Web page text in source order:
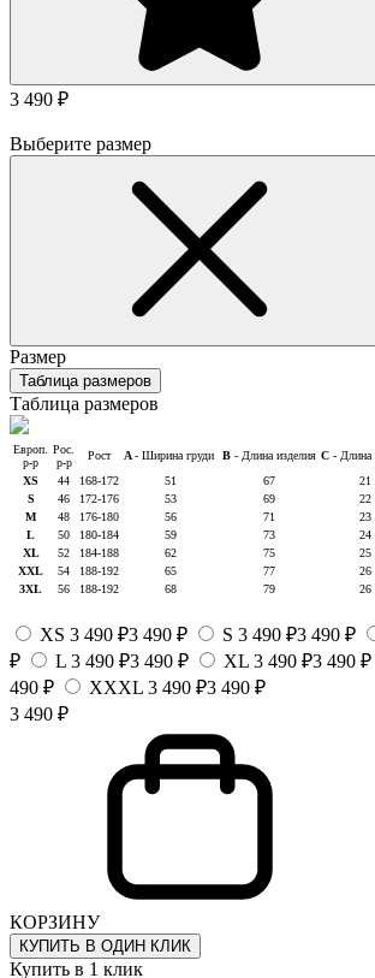
3 490 ₽
Выберите размер
Размер
Таблица размеров
Таблица размеров
Европ.
р-р
Рос.
р-р
Рост A - Ширина груди B - Длина изделия C - Длина
XS
44 168-172 51 67
21
S
46 172-176 53 69
22
M
48 176-180 56 71
23
L
50 180-184 59 73
24
XL
52 184-188 62 75
25
XXL
54 188-192 65 77
26
3XL
56 188-192 68 79 26
XS 3 490 ₽3 490 ₽ S 3 490 ₽3 490 ₽
₽
L 3 490 ₽3 490 ₽ XL 3 490 ₽3 490 ₽
490 ₽
XXXL 3 490 ₽3 490 ₽
3 490 ₽
КОРЗИНУ
КУПИТЬ В ОДИН КЛИК
Купить в 1 клик